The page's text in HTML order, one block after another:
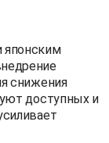
японским
снижения
доступных и